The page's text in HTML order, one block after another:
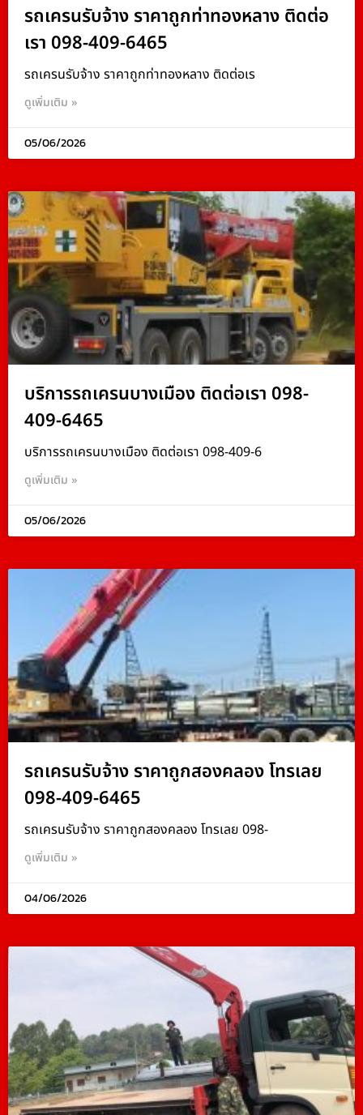
รถเครนรับจ้าง ราคาถูกท่าทองหลาง ติดต่อ
เรา 098-409-6465
รถเครนรับจ้าง ราคาถูกท่าทองหลาง ติดต่อเร
ดูเพิ่มเติม »
05/06/2026
บริการรถเครนบางเมือง ติดต่อเรา 098-
409-6465
บริการรถเครนบางเมือง ติดต่อเรา 098-409-6
ดูเพิ่มเติม »
05/06/2026
รถเครนรับจ้าง ราคาถูกสองคลอง โทรเลย
098-409-6465
รถเครนรับจ้าง ราคาถูกสองคลอง โทรเลย 098-
ดูเพิ่มเติม »
04/06/2026